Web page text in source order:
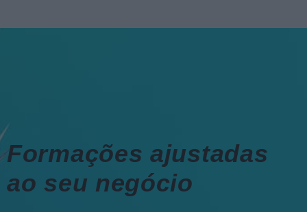
Formações ajustadas
ao seu negócio